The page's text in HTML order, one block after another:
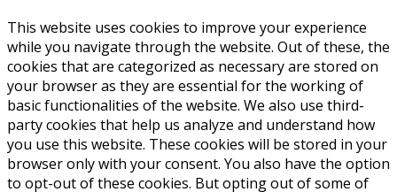
This website uses cookies to improve your experience
while you navigate through the website. Out of these, the
cookies that are categorized as necessary are stored on
your browser as they are essential for the working of
basic functionalities of the website. We also use third-
party cookies that help us analyze and understand how
you use this website. These cookies will be stored in your
browser only with your consent. You also have the option
to opt-out of these cookies. But opting out of some of